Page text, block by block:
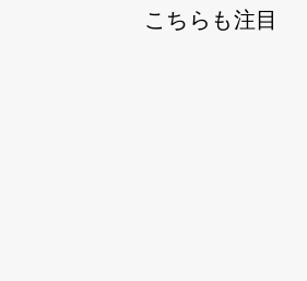
こちらも注目